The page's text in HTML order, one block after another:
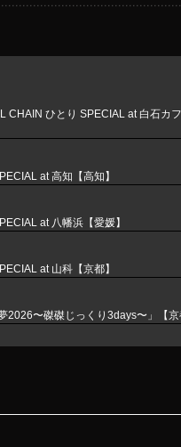
CHAIN ひとり SPECIAL at 白石カ
at 高知【高知】
at 八幡浜【愛媛】
at 山科【京都】
2026〜磔磔じっくり3days〜」【京